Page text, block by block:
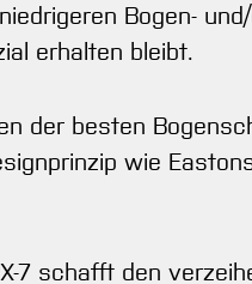
Bogen-
erhalten bleibt.
der besten
wie
7 schafft den